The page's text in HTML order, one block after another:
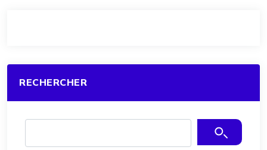
RECHERCHER